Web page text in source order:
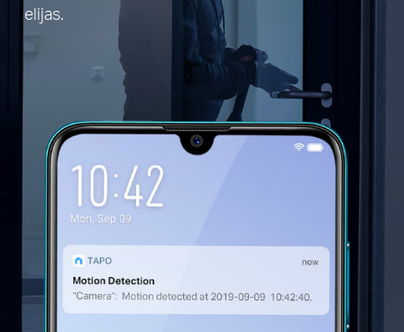
elijas.